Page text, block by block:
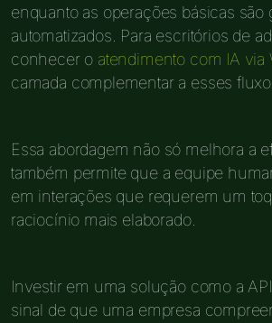
enquanto as operações básicas são
automatizados. Para escritórios de
conhecer o atendimento com IA via
camada complementar a esses
Essa abordagem não só melhora a
também permite que a equipe
em interações que requerem um
raciocínio mais elaborado.
Investir em uma solução como a
sinal de que uma empresa